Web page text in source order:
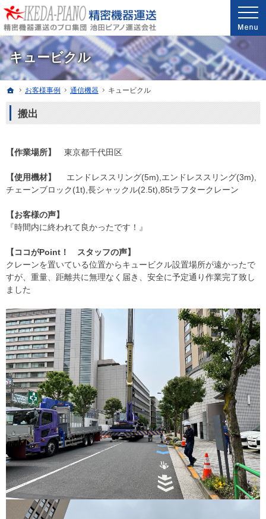
キュービクル
安心と信頼の実績。精密機器・医療機器の運送・配送なら当社へ。
精密機器・医療機器の運送・配送なら世界最高レベルの配送技能を誇る池田ピアノ運送
ホーム
お客様事例 通信機器 キュービクル
搬出
【作業場所】 東京都千代田区
【使用機材】
エンドレススリング(5m),エンドレススリング(3m),
チェーンブロック(1t),長シャックル(2.5t),85tラフタークレーン
【お客様の声】
『時間内に終われて良かったです！』
【ココがPoint！ スタッフの声】
クレーンを置いている位置からキュービクル設置場所が遠かったで
すが、重量、距離共に無理なく届き、安全に予定通り作業完了致し
ました